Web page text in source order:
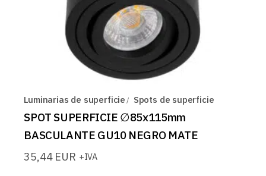
Luminarias de superficie Spots de superficie
SPOT SUPERFICIE ∅85x115mm
BASCULANTE GU10 NEGRO MATE
35,44 EUR +IVA